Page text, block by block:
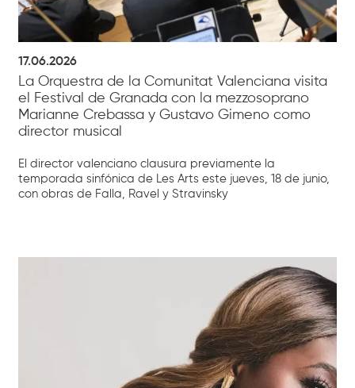
17.06.2026
La Orquestra de la Comunitat Valenciana visita
el Festival de Granada con la mezzosoprano
Marianne Crebassa y Gustavo Gimeno como
director musical
El director valenciano clausura previamente la
temporada sinfónica de Les Arts este jueves, 18 de junio,
con obras de Falla, Ravel y Stravinsky